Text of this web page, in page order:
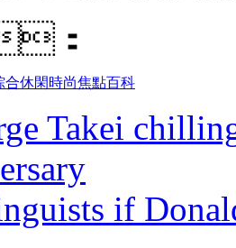
：
合休閑時尚焦點百科
Takei
if